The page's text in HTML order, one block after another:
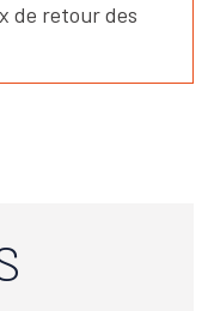
de retour des